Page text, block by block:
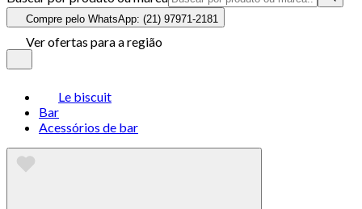
Compre pelo WhatsApp: (21) 97971-2181
Ver ofertas para a região
Le biscuit
Bar
Acessórios de bar